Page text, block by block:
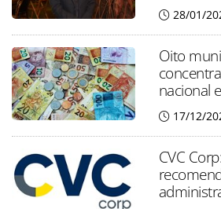
28/01/
Oito
nacional
17/12/
CVC